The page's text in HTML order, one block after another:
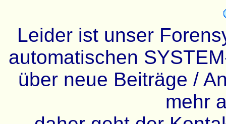
Leider ist unser
automatischen
über neue Beiträge /
mehr